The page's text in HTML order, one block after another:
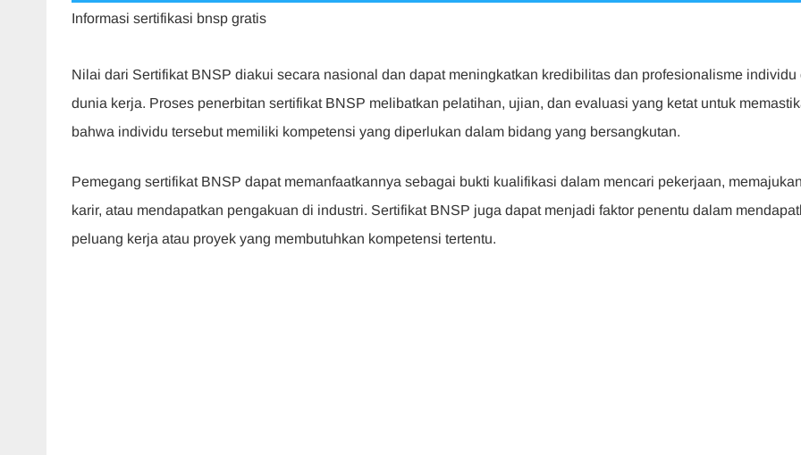
Informasi sertifikasi bnsp gratis
Nilai dari Sertifikat BNSP diakui secara nasional dan dapat meningkatkan kredibilitas dan profesionalisme individu
dunia kerja. Proses penerbitan sertifikat BNSP melibatkan pelatihan, ujian, dan evaluasi yang ketat untuk
bahwa individu tersebut memiliki kompetensi yang diperlukan dalam bidang yang bersangkutan.
Pemegang sertifikat BNSP dapat memanfaatkannya sebagai bukti kualifikasi dalam mencari pekerjaan,
karir, atau mendapatkan pengakuan di industri. Sertifikat BNSP juga dapat menjadi faktor penentu dalam
peluang kerja atau proyek yang membutuhkan kompetensi tertentu.